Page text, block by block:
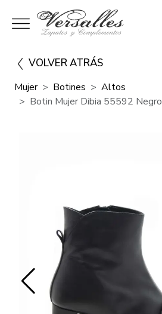
VOLVER ATRÁS
Mujer Botines
Altos
Botin Mujer Dibia 55592 Negro